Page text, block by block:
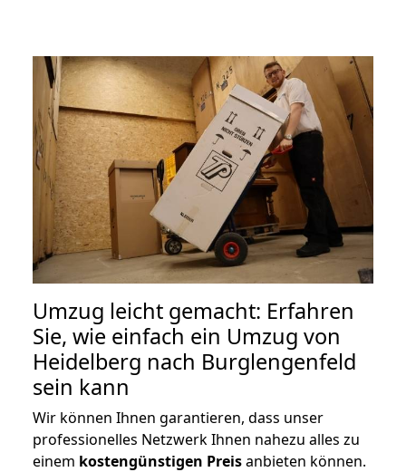
Umzug leicht gemacht: Erfahren
Sie, wie einfach ein Umzug von
Heidelberg nach Burglengenfeld
sein kann
Wir können Ihnen garantieren, dass unser
professionelles Netzwerk Ihnen nahezu alles zu
einem kostengünstigen Preisanbieten können.